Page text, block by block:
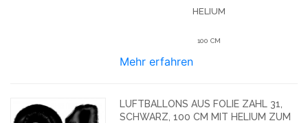
HELIUM
100 CM
Mehr erfahren
LUFTBALLONS AUS FOLIE ZAHL 31,
SCHWARZ, 100 CM MIT HELIUM ZUM